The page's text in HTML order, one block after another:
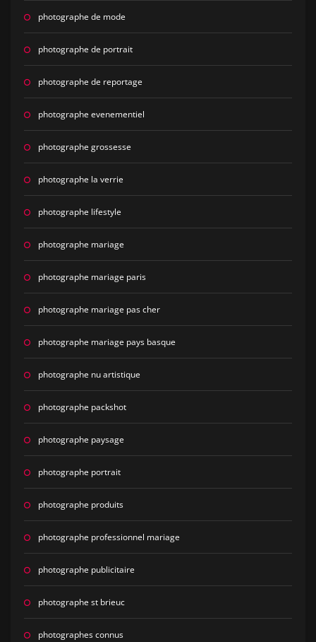
photographe de mode
photographe de portrait
photographe de reportage
photographe evenementiel
photographe grossesse
photographe la verrie
photographe lifestyle
photographe mariage
photographe mariage paris
photographe mariage pas cher
photographe mariage pays basque
photographe nu artistique
photographe packshot
photographe paysage
photographe portrait
photographe produits
photographe professionnel mariage
photographe publicitaire
photographe st brieuc
photographes connus